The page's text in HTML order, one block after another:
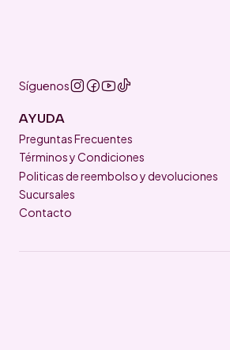
Síguenos
AYUDA
Preguntas Frecuentes
Términos y Condiciones
Politicas de reembolso y devoluciones
Sucursales
Contacto